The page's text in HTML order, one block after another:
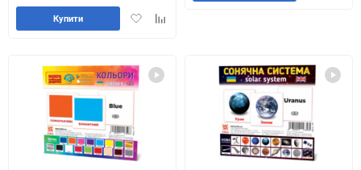
ДодатиДодайте
порівняння
Купити